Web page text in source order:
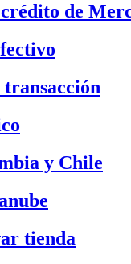
de
transacción
y Chile
tienda